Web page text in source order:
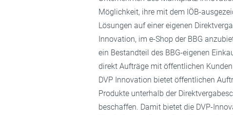
Möglichkeit, ihre mit dem IÖB-
Lösungen auf einer eigenen
Innovation, im e-Shop der BBG
ein Bestandteil des BBG-eigenen
direkt Aufträge mit öffentlichen
DVP Innovation bietet öffentlichen
Produkte unterhalb der
beschaffen. Damit bietet die DVP-